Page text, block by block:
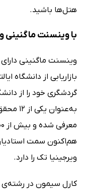
هتل‌ها باشید.
با وینسنت ماگنینی
وینسنت ماگنینی
بازاریابی از دانشگاه
گردشگری خود را از
هم‌اکنون سمت
ویرجینیا تک را دارد.
کارل سیمون در